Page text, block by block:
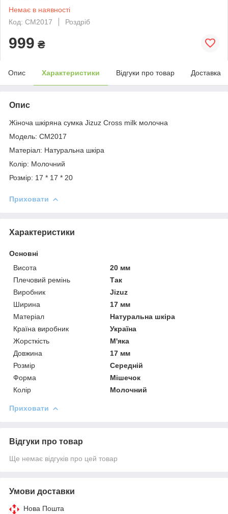
Немає в наявності
Код: CM2017
Роздріб
999 ₴
Опис Характеристики Відгуки про товар Доставка
Опис
Жіноча шкіряна сумка Jizuz Cross milk молочна
Модель: CM2017
Матеріал: Натуральна шкіра
Колір: Молочний
Розмір: 17 * 17 * 20
Приховати
Характеристики
Основні
Висота
20 мм
Плечовий ремінь
Так
Виробник
Jizuz
Ширина
17 мм
Матеріал
Натуральна шкіра
Країна виробник
Україна
Жорсткість
М'яка
Довжина
17 мм
Розмір
Середній
Форма
Мішечок
Колір
Молочний
Приховати
Відгуки про товар
Ще немає відгуків про цей товар
Умови доставки
Нова Пошта